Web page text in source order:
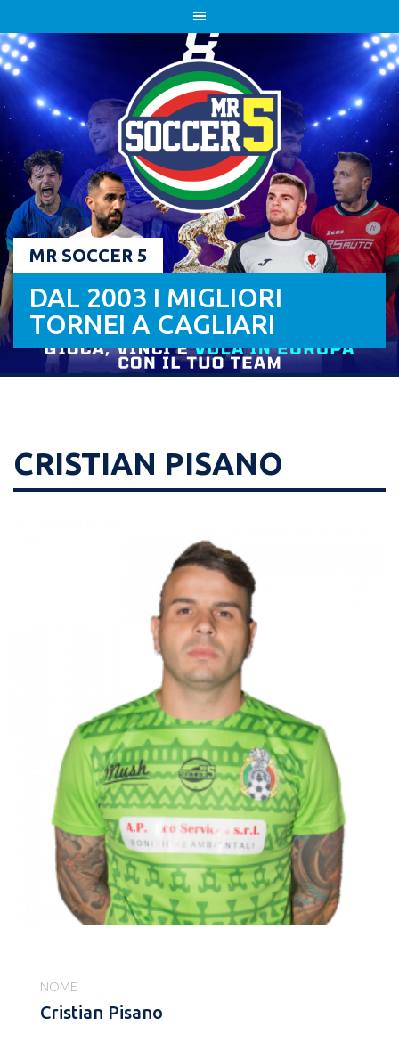
to
content
MR SOCCER 5
DAL 2003 I MIGLIORI
TORNEI A CAGLIARI
CRISTIAN PISANO
NOME
Cristian Pisano